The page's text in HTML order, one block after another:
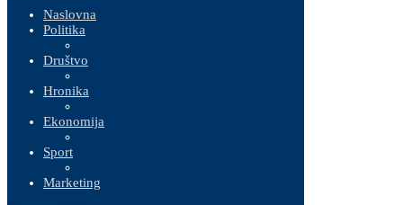
Naslovna
Politika
Društvo
Hronika
Ekonomija
Sport
Marketing